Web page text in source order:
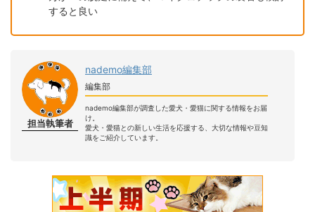
すると良い
担当執筆者
nademo編集部
編集部
nademo編集部が調査した愛犬・愛猫に関する情報をお届
け。
愛犬・愛猫との新しい生活を応援する、大切な情報や豆知
識をご紹介しています。